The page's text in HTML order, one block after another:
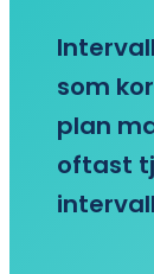
som
plan
oftast